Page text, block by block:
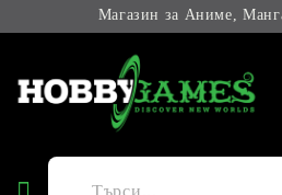
Магазин за Аниме,